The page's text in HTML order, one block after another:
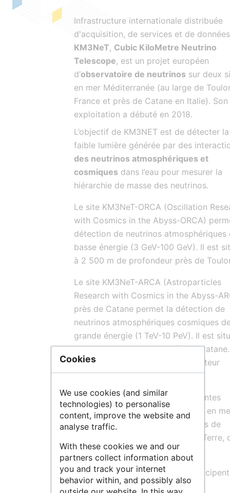
Infrastructure internationale distribuée
d'acquisition, de services et de
KM3NeT, Cubic KiloMetre Neutrino
Telescope, est un projet européen
d’observatoire de neutrinos sur deux
en mer Méditerranée (au large de
France et près de Catane en Italie). Son
exploitation a débuté en 2018.
L’objectif de KM3NET est de détecter
faible lumière générée par des
des neutrinos atmosphériques et
cosmiques dans l’eau pour mesurer la
hiérarchie de masse des neutrinos.
Le site KM3NeT-ORCA (Oscillation
with Cosmics in the Abyss-ORCA)
détection de neutrinos atmosphériques
basse énergie (3 GeV-100 GeV). Il est
à 2 500 m de profondeur près de
Le site KM3NeT-ARCA (Astroparticles
Research with Cosmics in the Abyss-
près de Catane permet la détection de
neutrinos atmosphériques cosmiques
grande énergie (1 TeV-10 PeV). Il est
3 500 m de profondeur près de
télescope prend la suite du détecteur
ANTARES.
Les deux infrastructures permanentes
KM3NeT-ORCA et KM3NeT-ARCA en
profonde offrent des opportunités de
synergie avec les Sciences de la Terre,
Mer et de l’Environnement.
Les laboratoires français qui
projet KM3NET sont :
Cookies
We use cookies (and similar
technologies) to personalise
content, improve the website and
analyse traffic.
With these cookies we and our
partners collect information about
you and track your internet
behavior within, and possibly also